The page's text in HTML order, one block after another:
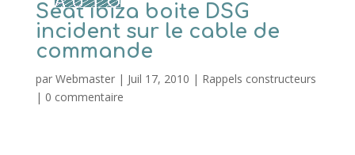
Seat Ibiza boite DSG
incident sur le cable de
commande
par Webmaster| Juil 17, 2010 | Rappels constructeurs
| 0 commentaire